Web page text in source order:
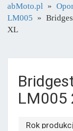
abMoto.pl
LM005
XL
LM005
Rok